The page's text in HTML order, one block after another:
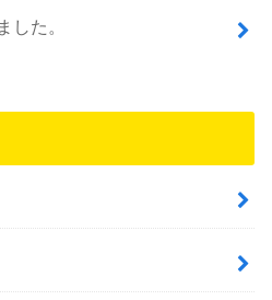
した。